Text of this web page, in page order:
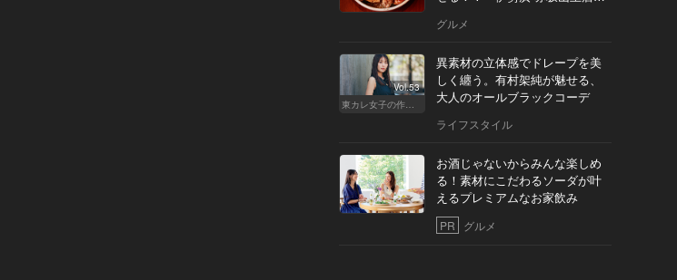
グルメ
Vol.53
東カレ女子の作り方
異素材の立体感でドレープを美
しく纏う。有村架純が魅せる、
大人のオールブラックコーデ
ライフスタイル
お酒じゃないからみんな楽しめ
る！素材にこだわるソーダが叶
えるプレミアムなお家飲み
PR グルメ